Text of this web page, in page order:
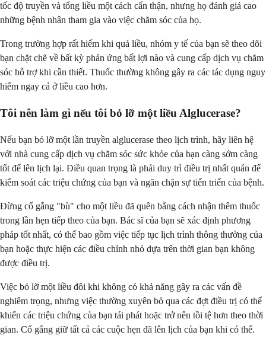
tốc độ truyền và tổng liều một cách cẩn thận, nhưng họ đánh giá cao
những bệnh nhân tham gia vào việc chăm sóc của họ.
Trong trường hợp rất hiếm khi quá liều, nhóm y tế của bạn sẽ theo dõi
bạn chặt chẽ về bất kỳ phản ứng bất lợi nào và cung cấp dịch vụ chăm
sóc hỗ trợ khi cần thiết. Thuốc thường không gây ra các tác dụng nguy
hiểm ngay cả ở liều cao hơn.
Tôi nên làm gì nếu tôi bỏ lỡ một liều Alglucerase?
Nếu bạn bỏ lỡ một lần truyền alglucerase theo lịch trình, hãy liên hệ
với nhà cung cấp dịch vụ chăm sóc sức khỏe của bạn càng sớm càng
tốt để lên lịch lại. Điều quan trọng là phải duy trì điều trị nhất quán để
kiểm soát các triệu chứng của bạn và ngăn chặn sự tiến triển của bệnh.
Đừng cố gắng "bù" cho một liều đã quên bằng cách nhận thêm thuốc
trong lần hẹn tiếp theo của bạn. Bác sĩ của bạn sẽ xác định phương
pháp tốt nhất, có thể bao gồm việc tiếp tục lịch trình thông thường của
bạn hoặc thực hiện các điều chỉnh nhỏ dựa trên thời gian bạn không
được điều trị.
Việc bỏ lỡ một liều đôi khi không có khả năng gây ra các vấn đề
nghiêm trọng, nhưng việc thường xuyên bỏ qua các đợt điều trị có thể
khiến các triệu chứng của bạn tái phát hoặc trở nên tồi tệ hơn theo thời
gian. Cố gắng giữ tất cả các cuộc hẹn đã lên lịch của bạn khi có thể.